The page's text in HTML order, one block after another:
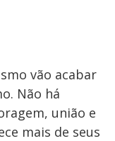
vão acabar
Não há
união e
mais de seus